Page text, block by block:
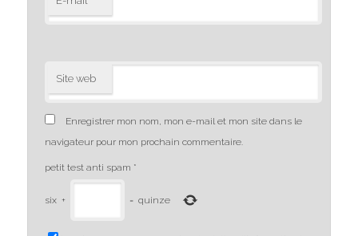
Site web
Enregistrer mon nom, mon e-mail et mon site dans le
navigateur pour mon prochain commentaire.
petit test anti spam *
six + = quinze